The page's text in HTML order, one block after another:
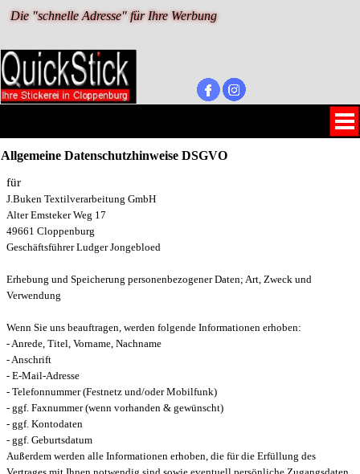
Die "schnelle Adresse" für Ihre Werbung
Allgemeine Datenschutzhinweise DSGVO
für
J.Buken Textilverarbeitung GmbH
Alter Emsteker Weg 17
49661 Cloppenburg
Geschäftsführer Ludger Jongebloed
Erhebung und Speicherung personenbezogener Daten; Art, Zweck und
Verwendung
Wenn Sie uns beauftragen, werden folgende Informationen erhoben:
- Anrede, Titel, Vorname, Nachname
- Anschrift
- E-Mail-Adresse
- Telefonnummer (Festnetz und/oder Mobilfunk)
- ggf. Faxnummer (wenn vorhanden & gewünscht)
- ggf. Kontodaten
- ggf. Geburtsdatum
Außerdem werden alle Informationen erhoben, die für die Erfüllung des